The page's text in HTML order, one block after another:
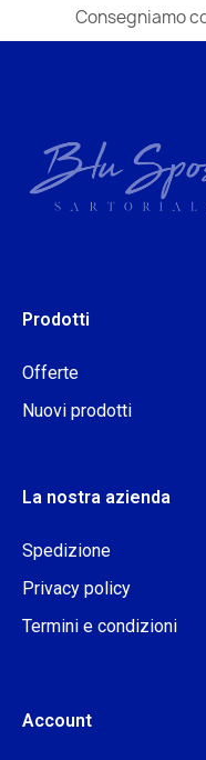
Consegniamo
Prodotti
Offerte
Nuovi prodotti
La nostra azienda
Spedizione
Privacy policy
Termini e condizioni
Account